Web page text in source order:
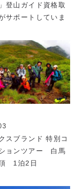
登山ガイド資格取
サポートしていま
スブランド 特別コ
ョンツアー 白馬
1泊2日